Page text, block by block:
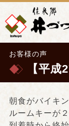
お客様の声
【平
朝食がバイキ
ルームキーが